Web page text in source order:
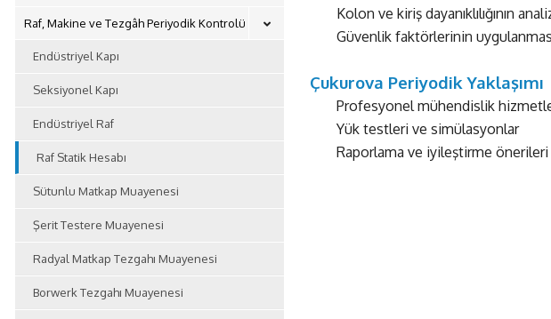
Raf, Makine ve Tezgâh Periyodik Kontrolü
Endüstriyel Kapı
Seksiyonel Kapı
Endüstriyel Raf
Raf Statik Hesabı
Sütunlu Matkap Muayenesi
Şerit Testere Muayenesi
Radyal Matkap Tezgahı Muayenesi
Borwerk Tezgahı Muayenesi
Kolon ve kiriş dayanıklılığının
Güvenlik faktörlerinin
Çukurova Periyodik Yaklaşımı
Profesyonel mühendislik
Yük testleri ve simülasyonlar
Raporlama ve iyileştirme önerileri